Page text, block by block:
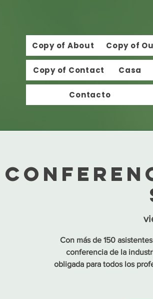
Copy of About Copy of
Copy of Contact Casa
Contacto
Con más de 150
conferencia de la
obligada para todos los